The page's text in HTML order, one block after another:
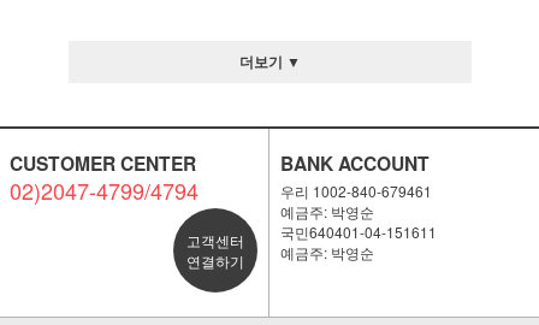
더보기 ▼
CUSTOMER CENTER
02)2047-4799/4794
고객센터
연결하기
BANK ACCOUNT
우리 1002-840-679461
예금주: 박영순
국민640401-04-151611
예금주: 박영순